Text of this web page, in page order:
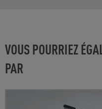
VOUS POURRIEZ
PAR